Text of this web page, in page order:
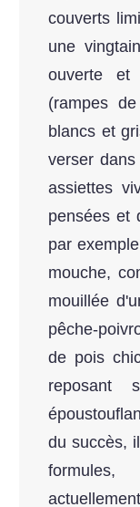
couverts
une
ouverte et
(rampes
blancs et
verser
assiettes
pensées et
par
mouche,
mouillée
pêche-
de pois
reposant
du succès,
formules,